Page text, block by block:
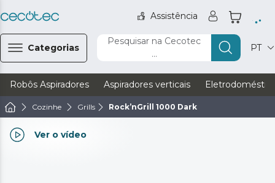
Assistência
Categorias
Pesquisar na Cecotec
...
PT
Robôs Aspiradores Aspiradores verticais
Cozinhe Grills Rock’nGrill 1000 Dark
Ver o vídeo